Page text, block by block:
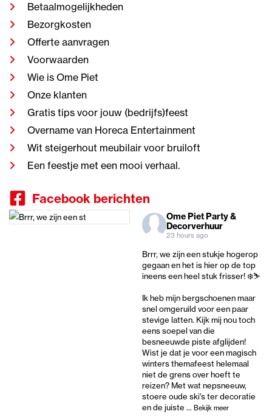
Betaalmogelijkheden
Bezorgkosten
Offerte aanvragen
Voorwaarden
Wie is Ome Piet
Onze klanten
Gratis tips voor jouw (bedrijfs)feest
Overname van Horeca Entertainment
Wit steigerhout meubilair voor bruiloft
Een feestje met een mooi verhaal.
Facebook berichten
Ome Piet Party &
Decorverhuur
23 hours ago
Brrr, we zijn een stukje hogerop
gegaan en het is hier op de top
ineens een heel stuk frisser! ❄️⛷️
Ik heb mijn bergschoenen maar
snel omgeruild voor een paar
stevige latten. Kijk mij nou toch
eens soepel van die
besneeuwde piste afglijden!
Wist je dat je voor een magisch
winters themafeest helemaal
niet de grens over hoeft te
reizen? Met wat nepsneeuw,
stoere oude ski's ter decoratie
en de juiste ... Bekijk meer